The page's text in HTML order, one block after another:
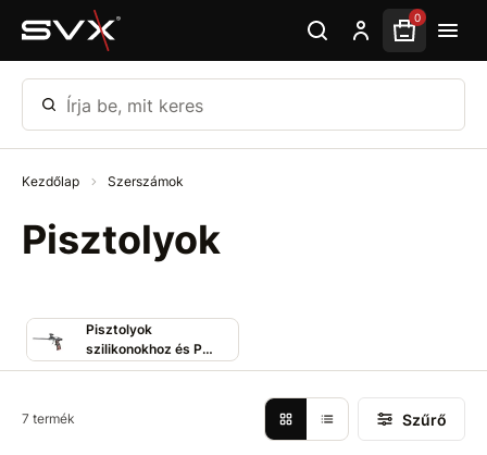
Ugrás az oldal fő részéhez 0
Írja be, mit keres
Kezdőlap Szerszámok
Pisztolyok
Pisztolyok
szilikonokhoz és PUR
habhoz
7 termék Szűrő